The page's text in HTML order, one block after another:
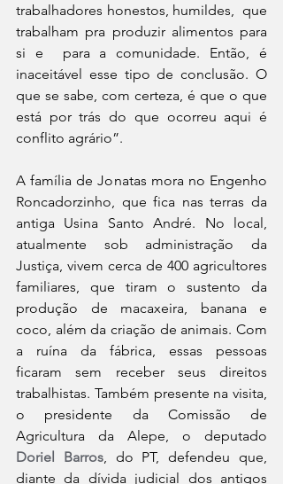
trabalhadores honestos, humildes,  que
trabalham pra produzir alimentos para
si e  para a comunidade. Então, é
inaceitável esse tipo de conclusão. O
que se sabe, com certeza, é que o que
está por trás do que ocorreu aqui é
conflito agrário”.
A família de Jonatas mora no Engenho
Roncadorzinho, que fica nas terras da
antiga Usina Santo André. No local,
atualmente sob administração da
Justiça, vivem cerca de 400 agricultores
familiares, que tiram o sustento da
produção de macaxeira, banana e
coco, além da criação de animais. Com
a ruína da fábrica, essas pessoas
ficaram sem receber seus direitos
trabalhistas. Também presente na visita,
o presidente da Comissão de
Doriel Barros, do PT, defendeu que,
diante da dívida judicial dos antigos